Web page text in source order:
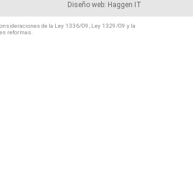
Diseño web: Haggen IT
de la Ley 1336/09, Ley 1329/09 y la
reformas.